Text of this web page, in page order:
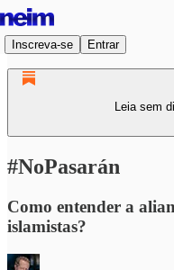
Inscreva-se Entrar
Leia sem
#NoPasarán
Como entender a
islamistas?